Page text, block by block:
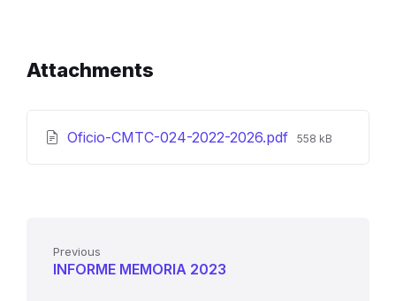
Attachments
Oficio-CMTC-024-2022-2026.pdf File
558 kB
Previous
INFORME MEMORIA 2023